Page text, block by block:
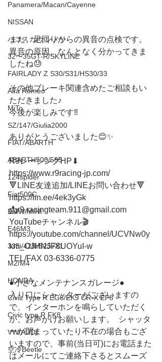
Panamera/Macan/Cayenne
NISSAN
ハコスカ/ケンメリ
32〜35GT-R/SKYLINE
FAIRLADY Z S30/S31/HS30/33
Alfa Romeo
MiTo
SZ/147/Giulia2000
FIAT/ABARTH
ABARTH500/595
124spider
Fiat500C
BMW/MINI
E46M3
335i/428i/525i/X1
M2/M4
HONDA
Civic Type R EG6/EK9 CR-X EF8
Civic type R FK8
VW/AUDI
空冷Beetle
また、足回りからの異音の点検です。
異音の原因、なんとなく分かってきま
したね😓
その他ブレーキ関連含めたご相談もい
ただきました♪
今後が楽しみです‼️
ありがとうございました😊✨
R9レーシングHP⬇︎
https://www.r9racing-jp.com/
🔻LINE友達追加/LINEお問い合わせ🔻
https://lin.ee/4ek3yGk
📩r9.racingteam.911@gmail.com
YouTubeチャンネル🎬
https://youtube.com/channel/UCVNw0y
km_OJHNJF8UOYuI-w
TEL/FAX 03-6336-0775
●小さなメンテナンスガレージ●
入り口にシャッターがございますの
で、インターホンを鳴らしていただく
か、お声がけお願いします。  シャッタ
ーが閉まっていたり不在の場合もござ
いますので、事前(当日可)にお電話また
はメールにてご連絡下さるとスムーズ